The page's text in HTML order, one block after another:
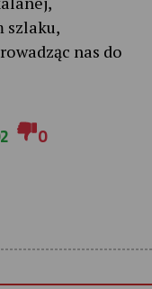
szlaku,
nas do
0